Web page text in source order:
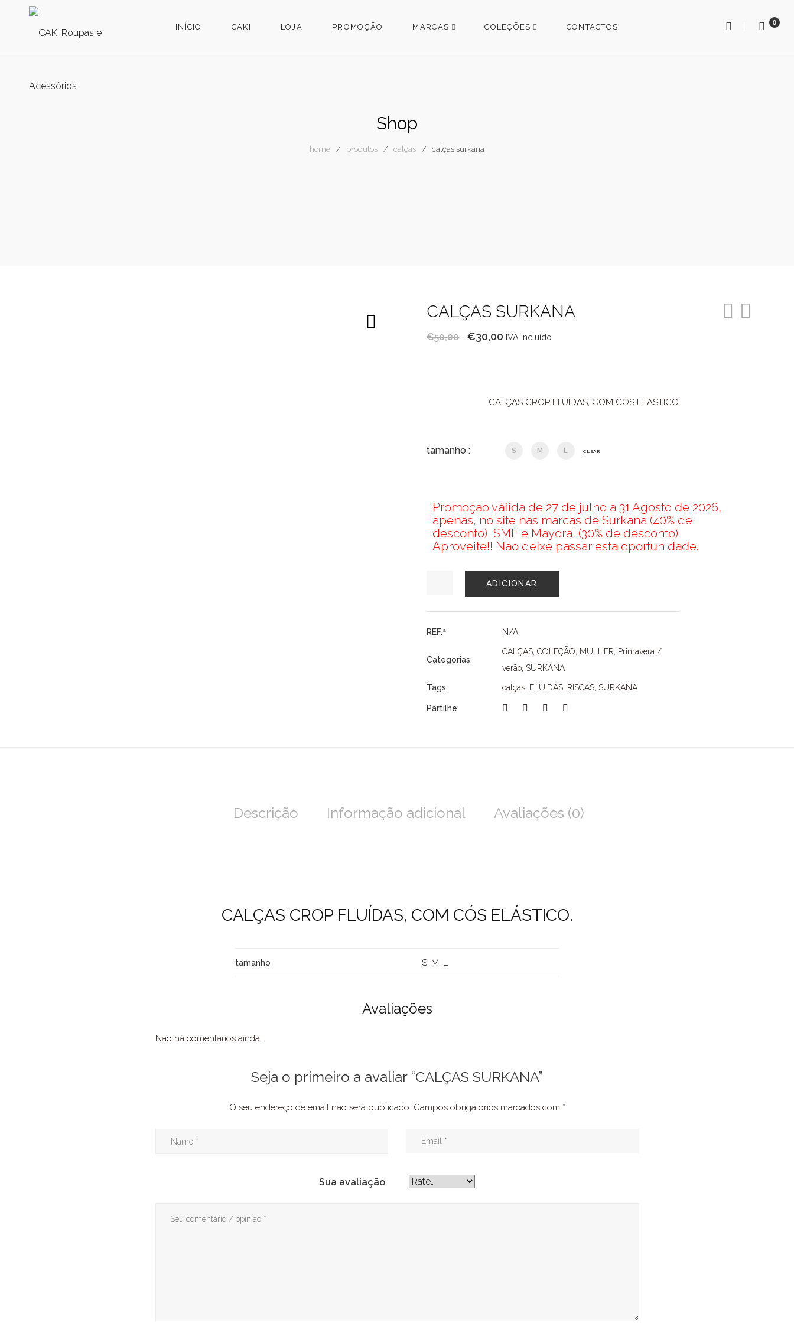
INÍCIO CAKI LOJA PROMOÇÃO MARCAS COLEÇÕES CONTACTOS 0
Shop
home produtos calças calças surkana
CALÇAS SURKANA
€50,00
O
€50,00.
€30,00O
€30,00.
IVA incluído
CALÇAS CROP FLUÍDAS, COM CÓS ELÁSTICO.
tamanho : S M L CLEAR
Promoção válida de 27 de julho a 31 Agosto de 2026,
apenas, no site nas marcas de Surkana (40% de
desconto), SMF e Mayoral (30% de desconto).
Aproveite!! Não deixe passar esta oportunidade.
SURKANA
ADICIONAR
REF.ª N/A
Categorias:
CALÇAS, COLEÇÃO, MULHER, Primavera /
verão, SURKANA
Tags: calças, FLUIDAS, RISCAS, SURKANA
Partilhe:
Descrição Informação adicional Avaliações (0)
CALÇAS CROP FLUÍDAS, COM CÓS ELÁSTICO.
tamanho S, M, L
Avaliações
Não há comentários ainda.
Seja o primeiro a avaliar “CALÇAS SURKANA”
O seu endereço de email não será publicado. Campos obrigatórios marcados com *
Sua avaliação